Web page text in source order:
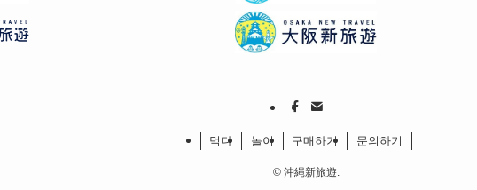
먹다 놀이 구매하기 문의하기
©沖縄新旅遊.